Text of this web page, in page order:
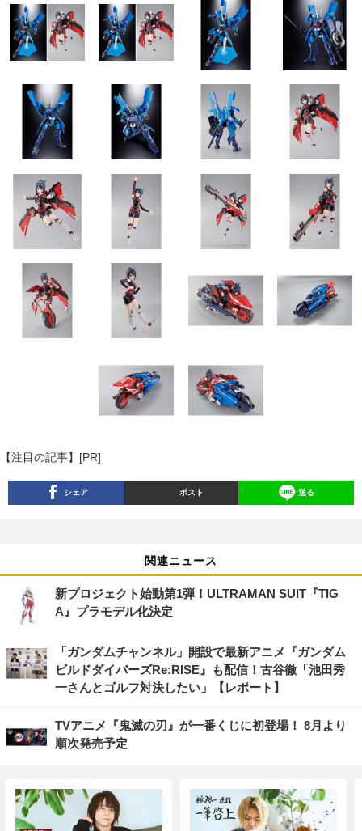
【注目の記事】[PR]
シェア ポスト 送る
関連ニュース
新プロジェクト始動第1弾！ULTRAMAN SUIT『TIG
A』プラモデル化決定
「ガンダムチャンネル」開設で最新アニメ『ガンダム
ビルドダイバーズRe:RISE』も配信！古谷徹「池田秀
一さんとゴルフ対決したい」【レポート】
TVアニメ『鬼滅の刃』が一番くじに初登場！ 8月より
順次発売予定